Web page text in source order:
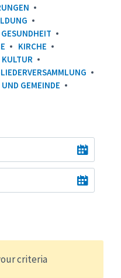
GESUNDHEIT
KIRCHE
KULTUR
GEMEINDE
criteria